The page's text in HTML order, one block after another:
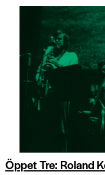
Öppet Tre: Roland